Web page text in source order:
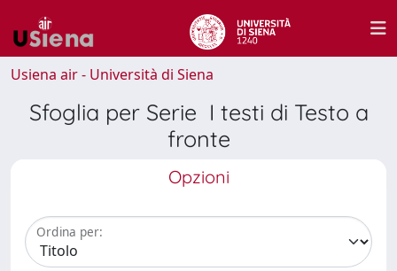
Usiena air - Università di Siena
Sfoglia per Serie I testi di Testo a
fronte
Opzioni
Ordina per: